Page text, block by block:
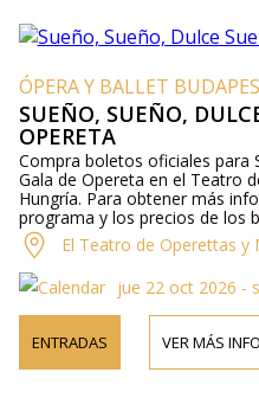
ÓPERA Y BALLET
SUEÑO, SUEÑO,
OPERETA
Compra boletos oficiales para
Gala de Opereta en el Teatro
Hungría. Para obtener más
programa y los precios de los
contáctenos por teléfono.
El Teatro de Operettas y
jue 22 oct 2026 -
ENTRADAS VER MÁS